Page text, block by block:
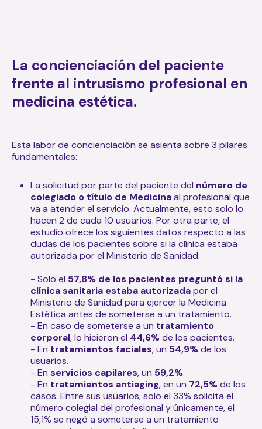
La concienciación del paciente
frente al intrusismo profesional en
medicina estética.
Esta labor de concienciación se asienta sobre 3 pilares
fundamentales:
La solicitud por parte del paciente del número de
colegiado o título de Medicinaal profesional que
va a atender el servicio. Actualmente, esto solo lo
hacen 2 de cada 10 usuarios. Por otra parte, el
estudio ofrece los siguientes datos respecto a las
dudas de los pacientes sobre si la clínica estaba
autorizada por el Ministerio de Sanidad.
- Solo el 57,8% de los pacientes preguntó si la
clínica sanitaria estaba autorizadapor el
Ministerio de Sanidad para ejercer la Medicina
Estética antes de someterse a un tratamiento.
- En caso de someterse a un tratamiento
corporal, lo hicieron el 44,6%de los pacientes.
- En tratamientos faciales, un 54,9%de los
usuarios.
- En servicios capilares, un 59,2%.
- En tratamientos antiaging, en un 72,5%de los
casos. Entre sus usuarios, solo el 33% solicita el
número colegial del profesional y únicamente, el
15,1% se negó a someterse a un tratamiento